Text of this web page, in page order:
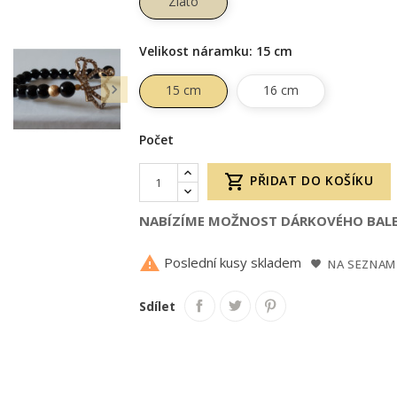

Velikost náramku: 15 cm
15 cm 16 cm
Počet
 PŘIDAT DO KOŠÍKU
NABÍZÍME MOŽNOST DÁRKOVÉHO
 Poslední kusy skladem NA
Sdílet